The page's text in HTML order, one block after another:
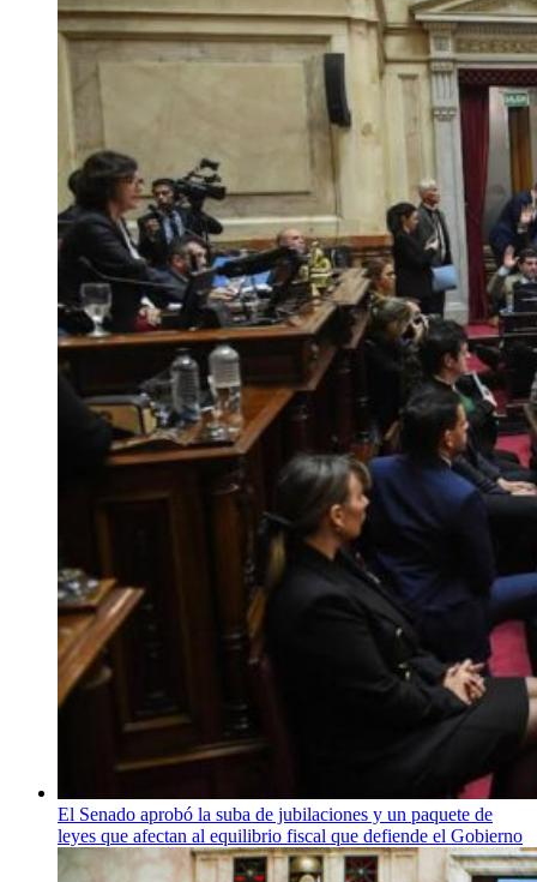
El Senado aprobó la suba de jubilaciones y un paquete de
leyes que afectan al equilibrio fiscal que defiende el Gobierno